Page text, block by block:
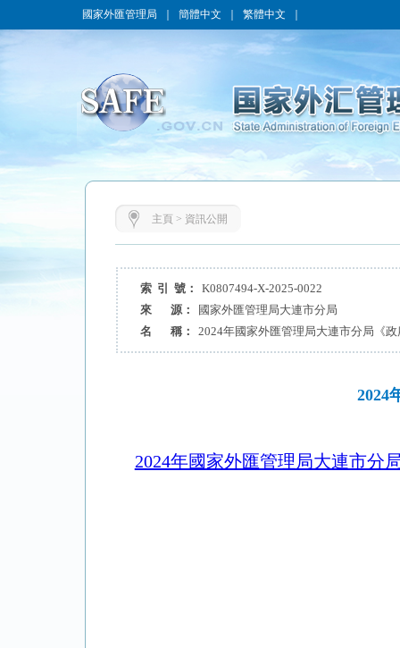
國家外匯管理局 簡體中文 繁體中文
主頁 > 資訊公開
索 引 號：
K0807494-X-2025-0022
來 源：
國家外匯管理局大連市分局
名 稱：
2024年國家外匯管理局大連市分局《
2024
2024年國家外匯管理局大連市分